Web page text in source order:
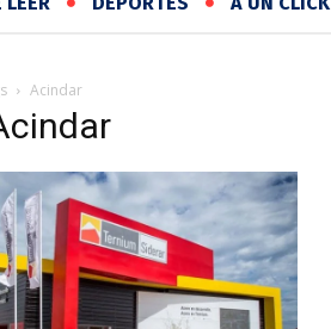
Acindar